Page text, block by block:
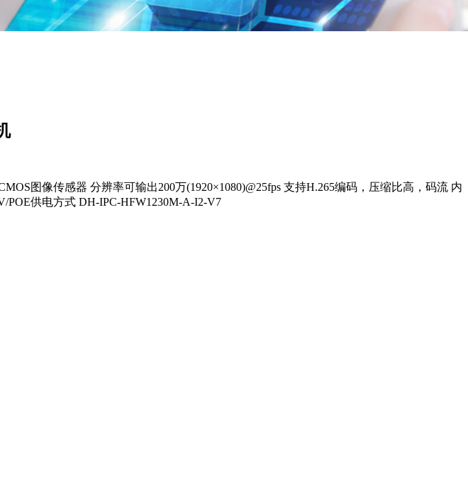
图像传感器 分辨率可输出200万(1920×1080)@25fps 支持H.265编码，压缩比高，码流 内
POE供电方式 DH-IPC-HFW1230M-A-I2-V7